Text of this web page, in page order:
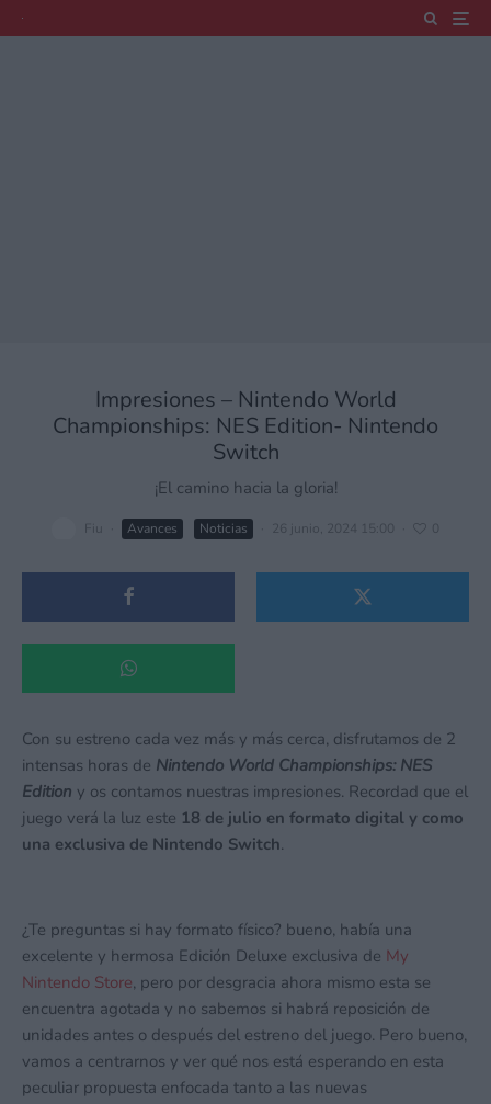
Impresiones – Nintendo World
Championships: NES Edition- Nintendo
Switch
¡El camino hacia la gloria!
Fiu Avances Noticias 26 junio, 2024 15:00 0
Con su estreno cada vez más y más cerca, disfrutamos de 2
intensas horas de Nintendo World Championships: NES
Edition y os contamos nuestras impresiones. Recordad que el
juego verá la luz este 18 de julio en formato digital y como
una exclusiva de Nintendo Switch.
¿Te preguntas si hay formato físico? bueno, había una
excelente y hermosa Edición Deluxe exclusiva de My
Nintendo Store, pero por desgracia ahora mismo esta se
encuentra agotada y no sabemos si habrá reposición de
unidades antes o después del estreno del juego. Pero bueno,
vamos a centrarnos y ver qué nos está esperando en esta
peculiar propuesta enfocada tanto a las nuevas